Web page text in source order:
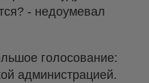
- недоумевал
голосование:
администрацией.